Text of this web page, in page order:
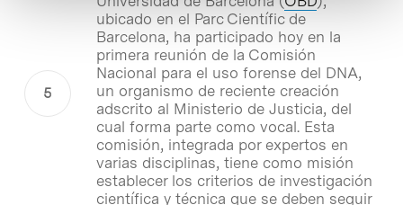
ubicado en el Parc Científic de
Barcelona, ha participado hoy en la
primera reunión de la Comisión
Nacional para el uso forense del DNA,
un organismo de reciente creación
adscrito al Ministerio de Justicia, del
cual forma parte como vocal. Esta
comisión, integrada por expertos en
varias disciplinas, tiene como misión
establecer los criterios de investigación
científica y técnica que se deben seguir